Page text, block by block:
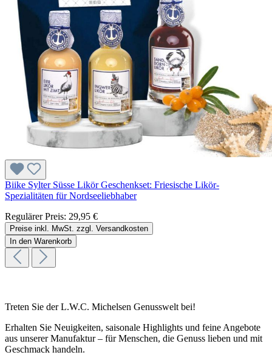
Biike Sylter Süsse Likör Geschenkset: Friesische Likör-
Spezialitäten für Nordseeliebhaber
Regulärer Preis: 29,95 €
Preise inkl. MwSt. zzgl. Versandkosten
In den Warenkorb
Treten Sie der L.W.C. Michelsen Genusswelt bei!
Erhalten Sie Neuigkeiten, saisonale Highlights und feine Angebote
aus unserer Manufaktur – für Menschen, die Genuss lieben und mit
Geschmack handeln.